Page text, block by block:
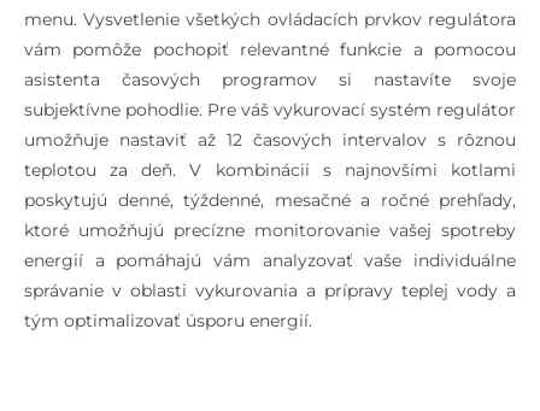
menu. Vysvetlenie všetkých ovládacích prvkov regulátora
vám pomôže pochopiť relevantné funkcie a pomocou
asistenta časových programov si nastavíte svoje
subjektívne pohodlie. Pre váš vykurovací systém regulátor
umožňuje nastaviť až 12 časových intervalov s rôznou
teplotou za deň. V kombinácii s najnovšími kotlami
poskytujú denné, týždenné, mesačné a ročné prehľady,
ktoré umožňujú precízne monitorovanie vašej spotreby
energií a pomáhajú vám analyzovať vaše individuálne
správanie v oblasti vykurovania a prípravy teplej vody a
tým optimalizovať úsporu energií.